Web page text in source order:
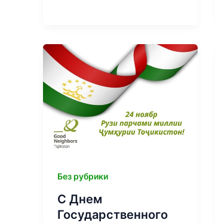
Без рубрики
С Днем
Государственного